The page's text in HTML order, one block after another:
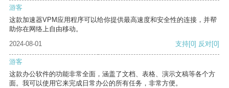
游客
这款加速器VPM应用程序可以给你提供最高速度和安全性的连接，并帮
助你在网络上自由移动。
2024-08-01
支持[0] 反对[0]
游客
这款办公软件的功能非常全面，涵盖了文档、表格、演示文稿等各个方
面。我可以使用它来完成日常办公的所有任务，非常方便。